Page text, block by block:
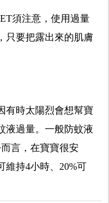
須注意，使用過量
只要把露出來的肌膚
有時太陽烈會想幫寶
液過量。一般防蚊液
言，在寶寶很安
維持4小時、20%可